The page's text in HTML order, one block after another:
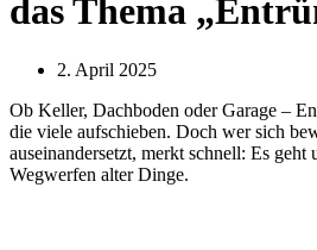
das Thema
2. April 2025
Ob Keller, Dachboden oder Garage –
die viele aufschieben. Doch wer sich
auseinandersetzt, merkt schnell: Es geht
Wegwerfen alter Dinge.